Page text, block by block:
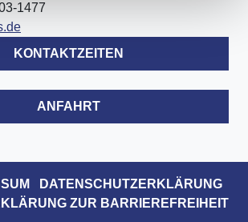
1477
KONTAKTZEITEN
ANFAHRT
DATENSCHUTZERKLÄRUNG
ZUR BARRIEREFREIHEIT